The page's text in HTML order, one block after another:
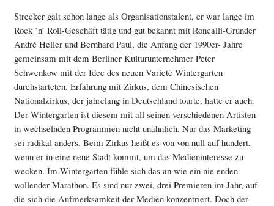
Strecker galt schon lange als Organisationstalent, er war lange im
Rock ’n’ Roll-Geschäft tätig und gut bekannt mit Roncalli-Gründer
André Heller und Bernhard Paul, die Anfang der 1990er- Jahre
gemeinsam mit dem Berliner Kulturunternehmer Peter
Schwenkow mit der Idee des neuen Varieté Wintergarten
durchstarteten. Erfahrung mit Zirkus, dem Chinesischen
Nationalzirkus, der jahrelang in Deutschland tourte, hatte er auch.
Der Wintergarten ist diesem mit all seinen verschiedenen Artisten
in wechselnden Programmen nicht unähnlich. Nur das Marketing
sei radikal anders. Beim Zirkus heißt es von von null auf hundert,
wenn er in eine neue Stadt kommt, um das Medieninteresse zu
wecken. Im Wintergarten fühle sich das an wie ein nie enden
wollender Marathon. Es sind nur zwei, drei Premieren im Jahr, auf
die sich die Aufmerksamkeit der Medien konzentriert. Doch der